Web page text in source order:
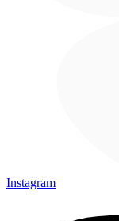
Instagram